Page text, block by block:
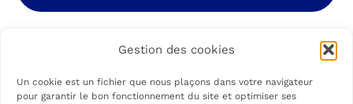
Gestion des cookies
Un cookie est un fichier que nous plaçons dans votre navigateur
pour garantir le bon fonctionnement du site et optimiser ses